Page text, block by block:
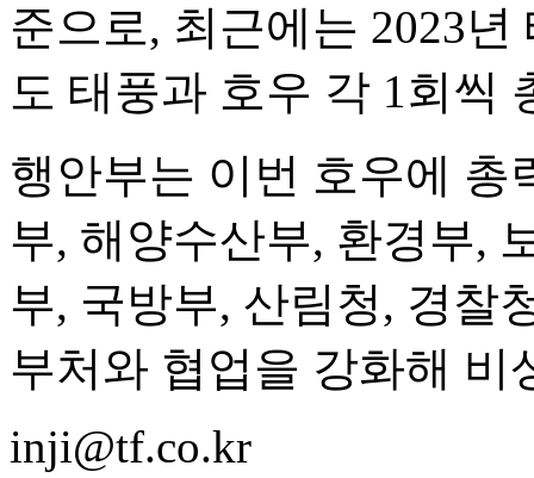
준으로, 최근에는 2023
도 태풍과 호우 각 1회씩
행안부는 이번 호우에 총
부, 해양수산부, 환경부,
부, 국방부, 산림청, 경찰
부처와 협업을 강화해 비
inji@tf.co.kr